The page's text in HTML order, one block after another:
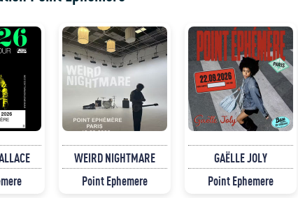
WEIRD NIGHTMARE
Point Ephemere
GAËLLE JOLY
Point Ephemere